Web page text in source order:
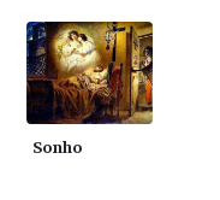
Sonho